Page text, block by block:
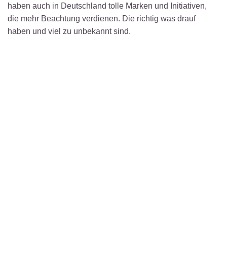
haben auch in Deutschland tolle Marken und Initiativen,
die mehr Beachtung verdienen. Die richtig was drauf
haben und viel zu unbekannt sind.